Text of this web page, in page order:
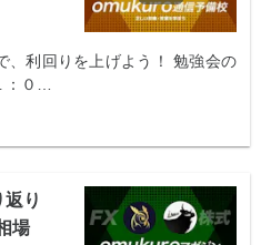
、利回りを上げよう！ 勉強会の
：０…
返り
場